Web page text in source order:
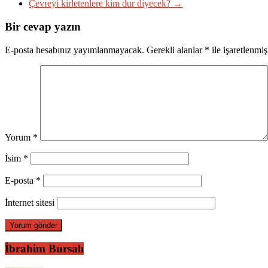
Çevreyi kirletenlere kim dur diyecek? →
Bir cevap yazın
E-posta hesabınız yayımlanmayacak. Gerekli alanlar * ile
Yorum *
İsim *
E-posta *
İnternet sitesi
İbrahim Bursalı